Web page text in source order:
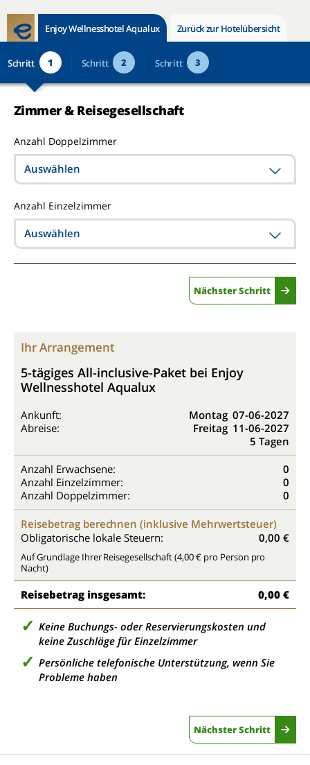
Enjoy Wellnesshotel Aqualux Zurück zur Hotelübersicht
Schritt 1 Schritt 2 Schritt 3
Zimmer & Reisegesellschaft
Anzahl Doppelzimmer
Auswählen
Anzahl Einzelzimmer
Auswählen
Nächster Schritt
Ihr Arrangement
5-tägiges All-inclusive-Paket bei Enjoy
Wellnesshotel Aqualux
Ankunft: Montag 07-06-2027
Abreise:
Freitag 11-06-2027
5 Tagen
Anzahl Erwachsene:
0
Anzahl Einzelzimmer:
0
Anzahl Doppelzimmer:
0
Reisebetrag berechnen (inklusive Mehrwertsteuer)
Obligatorische lokale Steuern:
0,00 €
Auf Grundlage Ihrer Reisegesellschaft (4,00 € pro Person pro
Nacht)
Reisebetrag insgesamt: 0,00 €
Keine Buchungs- oder Reservierungskosten und
keine Zuschläge für Einzelzimmer
Persönliche telefonische Unterstützung, wenn Sie
Probleme haben
Nächster Schritt